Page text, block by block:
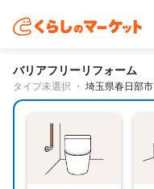
バリアフリーリフォーム
タイプ未選択 ・ 埼玉県春日部市